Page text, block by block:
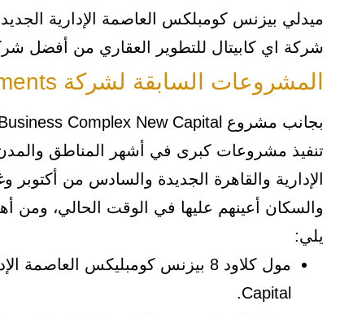
شركة اي كابيتال للتطوير العقاري من أفضل
المشروعات السابقة لشركة I Capital Developments
تنفيذ مشروعات كبرى في أشهر المناطق
الإدارية والقاهرة الجديدة والسادس من
والسكان أعينهم عليها في الوقت الحالي، ومن
يلي:
Capital.